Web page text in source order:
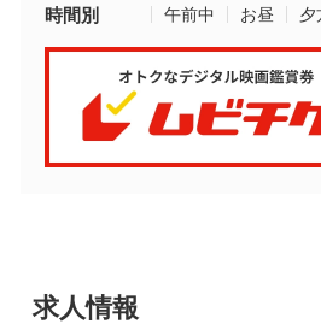
時間別 午前中 お昼 夕
求人情報